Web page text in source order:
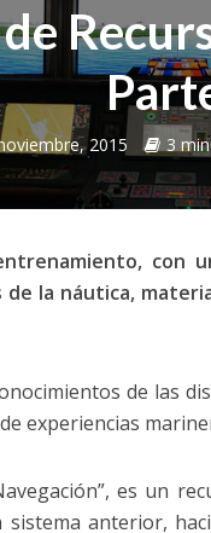
2015 3
con
la náutica,
de las
experiencias
es un
anterior,